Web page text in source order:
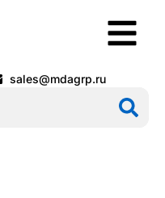
sales@mdagrp.ru